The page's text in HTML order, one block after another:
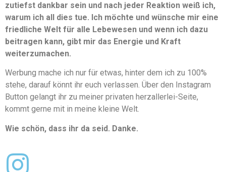
zutiefst dankbar sein und nach jeder Reaktion weiß ich,
warum ich all dies tue. Ich möchte und wünsche mir eine
friedliche Welt für alle Lebewesen und wenn ich dazu
beitragen kann, gibt mir das Energie und Kraft
weiterzumachen.
Werbung mache ich nur für etwas, hinter dem ich zu 100%
stehe, darauf könnt ihr euch verlassen. Über den Instagram
Button gelangt ihr zu meiner privaten herzallerlei-Seite,
kommt gerne mit in meine kleine Welt.
Wie schön, dass ihr da seid. Danke.